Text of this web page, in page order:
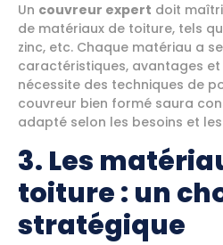
Un couvreur expert doit
de matériaux de toiture, tels
zinc, etc. Chaque matériau a
caractéristiques, avantages et
nécessite des techniques de
couvreur bien formé saura
adapté selon les besoins et
3. Les
toiture : un
stratégique